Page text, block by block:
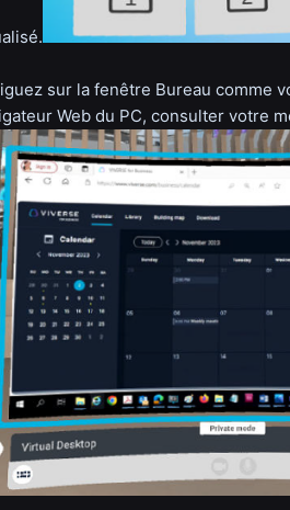
sur la fenêtre Bureau comme
Web du PC, consulter votre